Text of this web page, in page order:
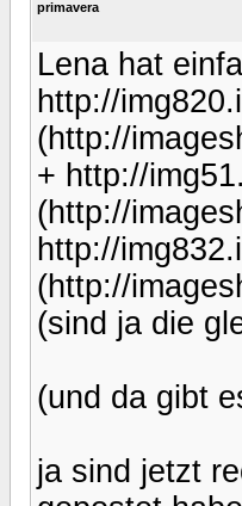
primavera
Lena hat
http://
(http://
+ http://
(http://
http://
(http://
(sind ja die
(und da gibt
ja sind jetzt